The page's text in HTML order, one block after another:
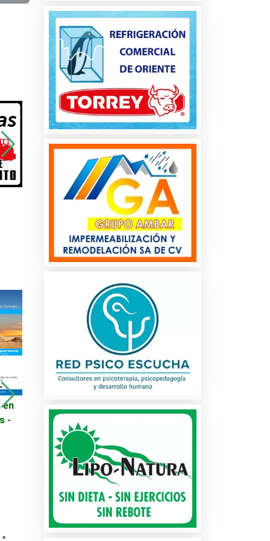
en
-
Destinos Turísticos -
Colombia
radiador motor Ford